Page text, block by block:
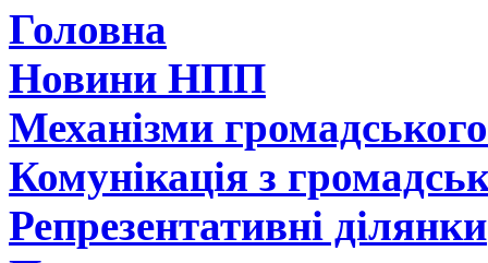
Головна
Новини НПП
Механізми
Комунікація з
Репрезентативні ділянки